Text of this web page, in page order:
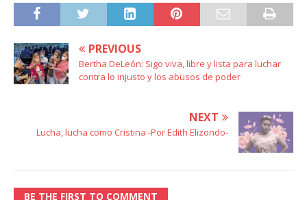
PREVIOUS
Bertha DeLeón: Sigo viva, libre y lista para luchar
contra lo injusto y los abusos de poder
NEXT
Lucha, lucha como Cristina -Por Edith Elizondo-
BE THE FIRST TO COMMENT